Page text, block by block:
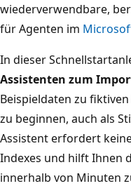
wiederverwendbare,
für Agenten im
In dieser
Assistenten zum
Beispieldaten zu
zu beginnen, auch als
Assistent erfordert
Indexes und hilft Ihnen
innerhalb von Minuten